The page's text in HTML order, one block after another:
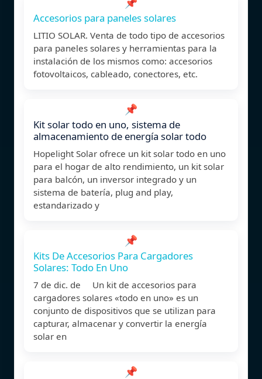
Accesorios para paneles solares
LITIO SOLAR. Venta de todo tipo de accesorios
para paneles solares y herramientas para la
instalación de los mismos como: accesorios
fotovoltaicos, cableado, conectores, etc.
📌
Kit solar todo en uno, sistema de
almacenamiento de energía solar todo
Hopelight Solar ofrece un kit solar todo en uno
para el hogar de alto rendimiento, un kit solar
para balcón, un inversor integrado y un
sistema de batería, plug and play,
estandarizado y
📌
Kits De Accesorios Para Cargadores
Solares: Todo En Uno
7 de dic. de Un kit de accesorios para
cargadores solares «todo en uno» es un
conjunto de dispositivos que se utilizan para
capturar, almacenar y convertir la energía
solar en
📌